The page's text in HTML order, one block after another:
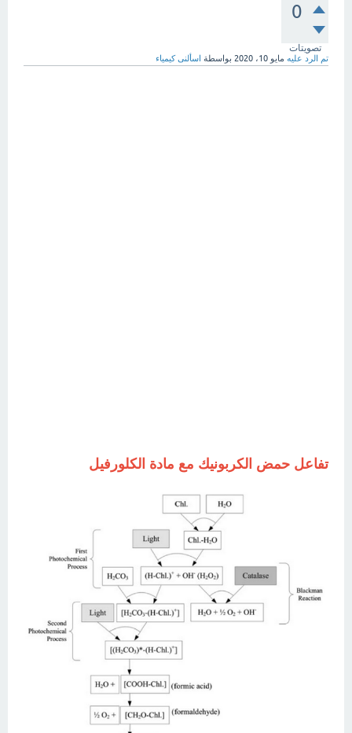
0
تصويتات
تم الرد عليه مايو 10، 2020 بواسطة اسألنى كيمياء
تفاعل حمض الكربونيك مع مادة الكلورفيل